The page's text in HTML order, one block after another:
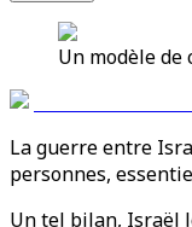
Un modèle de
La guerre entre
personnes,
Un tel bilan, Israël